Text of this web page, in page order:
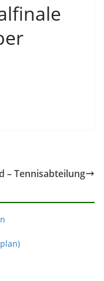
– Tennisabteilung